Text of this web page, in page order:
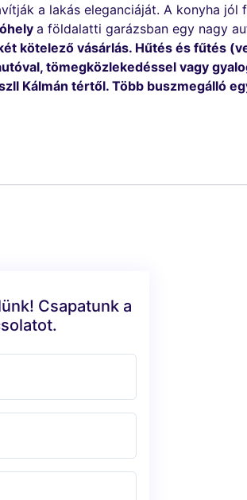
a lakás eleganciáját. A konyha
a földalatti garázsban egy nagy
kötelező vásárlás. Hűtés és fűtés
tömegközlekedéssel vagy
Kálmán tértől. Több buszmegálló
Csapatunk a